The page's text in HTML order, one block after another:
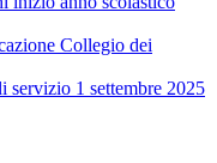
Collegio dei
servizio 1 settembre 2025